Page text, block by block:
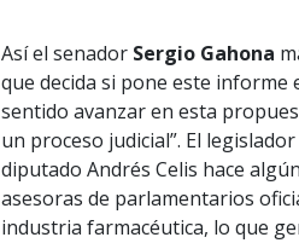
Así el senador Sergio Gahona
que decida si pone este
sentido avanzar en esta
un proceso judicial”. El
diputado Andrés Celis hace
asesoras de parlamentarios
industria farmacéutica, lo que